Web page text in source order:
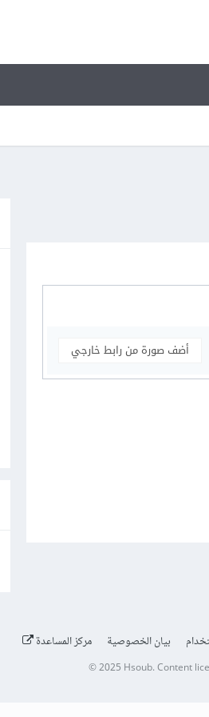
أضف صورة من رابط خارجي
بيان الخصوصية مركز المساعدة
© 2025 Hsoub.Content